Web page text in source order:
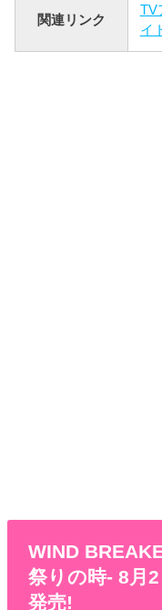
関連リンク
TV
イ
WIND
祭りの時- 8月
発売!